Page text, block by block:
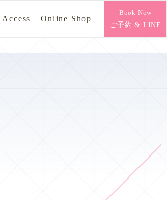
Access Online Shop
Book Now
ご予約 & LINE